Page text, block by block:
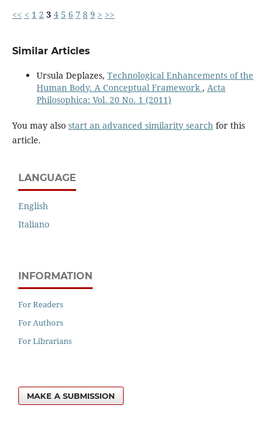
<< < 1 2 3 4 5 6 7 8 9 > >>
Similar Articles
Ursula Deplazes, Technological Enhancements of the
Human Body. A Conceptual Framework , Acta
Philosophica: Vol. 20 No. 1 (2011)
You may also start an advanced similarity search for this
article.
LANGUAGE
English
Italiano
INFORMATION
For Readers
For Authors
For Librarians
MAKE A SUBMISSION